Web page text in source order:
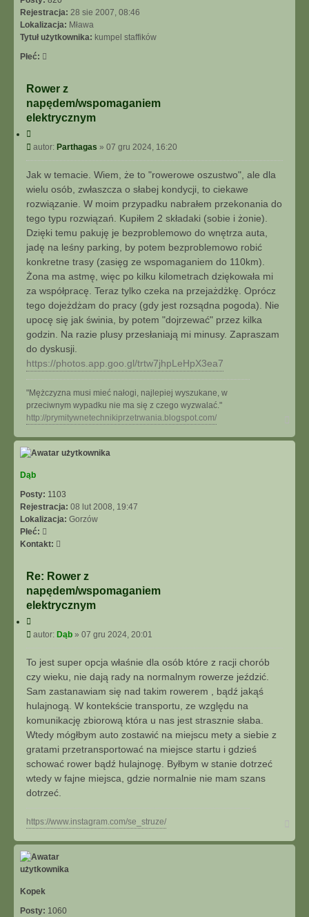
N
E
W
A
N
Rejestracja: 28 sie 2007, 08:46
Lokalizacja: Mława
Tytuł użytkownika: kumpel staffików
Płeć:
Rower z
napędem/wspomaganiem
elektrycznym
y
j
P
o
autor: Parthagas » 07 gru 2024, 16:20
Jak w temacie. Wiem, że to "rowerowe oszustwo", ale dla
wielu osób, zwłaszcza o słabej kondycji, to ciekawe
rozwiązanie. W moim przypadku nabrałem przekonania do
tego typu rozwiązań. Kupiłem 2 składaki (sobie i żonie).
Dzięki temu pakuję je bezproblemowo do wnętrza auta,
jadę na leśny parking, by potem bezproblemowo robić
konkretne trasy (zasięg ze wspomaganiem do 110km).
Żona ma astmę, więc po kilku kilometrach dziękowała mi
za współpracę. Teraz tylko czeka na przejażdżkę. Oprócz
tego dojeżdżam do pracy (gdy jest rozsądna pogoda). Nie
upocę się jak świnia, by potem "dojrzewać" przez kilka
godzin. Na razie plusy przesłaniają mi minusy. Zapraszam
do dyskusji.
https://photos.app.goo.gl/trtw7jhpLeHpX3ea7
"Mężczyzna musi mieć nałogi, najlepiej wyszukane, w
przeciwnym wypadku nie ma się z czego wyzwalać."
http://prymitywnetechnikiprzetrwania.blogspot.com/
g
Dąb
Posty: 1103
Rejestracja: 08 lut 2008, 19:47
Lokalizacja: Gorzów
Płeć:
Kontakt:
n
t
a
t
s
i
ę
z
D
Re: Rower z
napędem/wspomaganiem
elektrycznym
y
j
P
s
autor: Dąb » 07 gru 2024, 20:01
To jest super opcja właśnie dla osób które z racji chorób
czy wieku, nie dają rady na normalnym rowerze jeździć.
Sam zastanawiam się nad takim rowerem , bądź jakąś
hulajnogą. W kontekście transportu, ze względu na
komunikację zbiorową która u nas jest strasznie słaba.
Wtedy mógłbym auto zostawić na miejscu mety a siebie z
gratami przetransportować na miejsce startu i gdzieś
schować rower bądź hulajnogę. Byłbym w stanie dotrzeć
wtedy w fajne miejsca, gdzie normalnie nie mam szans
dotrzeć.
https://www.instagram.com/se_struze/
g
Kopek
Posty: 1060